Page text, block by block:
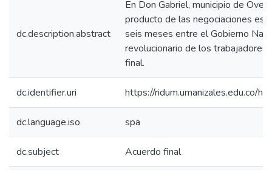
dc.description.abstract
En Don Gabriel, municipio de
producto de las negociaciones
seis meses entre el Gobierno
revolucionario de los
final.
dc.identifier.uri https://ridum.umanizales.edu.co/
dc.language.iso spa
dc.subject Acuerdo final